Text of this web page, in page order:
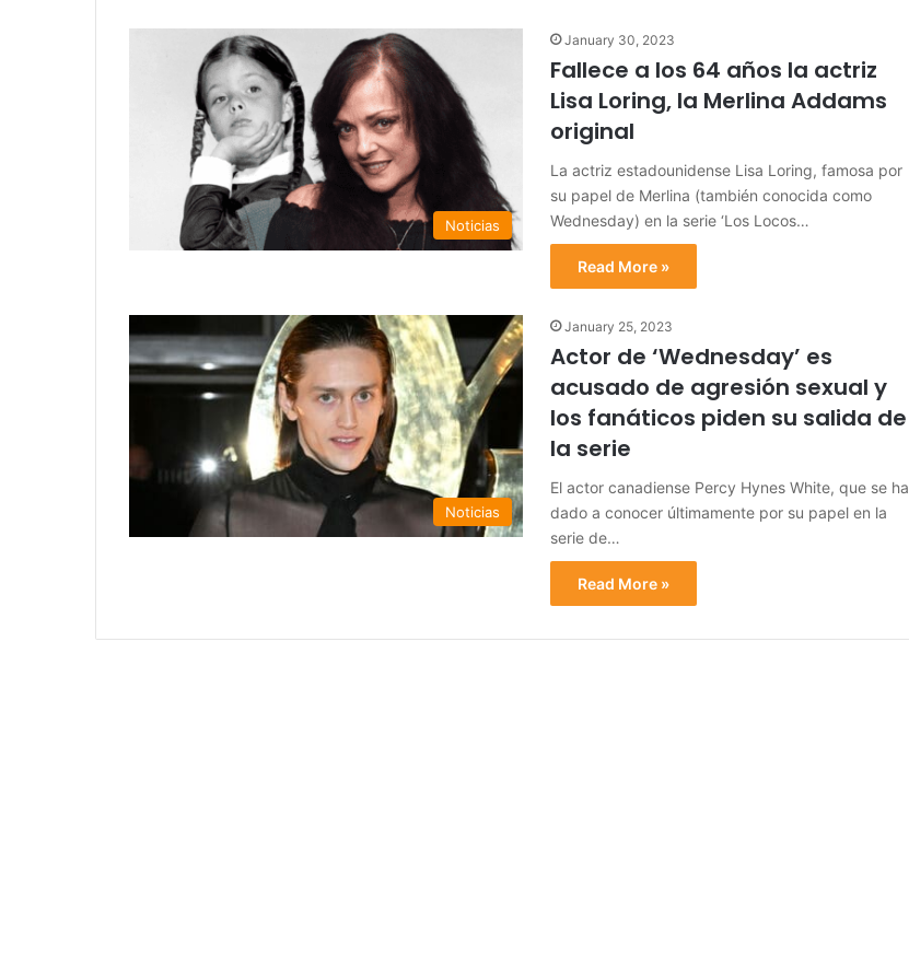
Noticias
January 30, 2023
Fallece a los 64 años la actriz
Lisa Loring, la Merlina Addams
original
La actriz estadounidense Lisa Loring, famosa por
su papel de Merlina (también conocida como
Wednesday) en la serie ‘Los Locos…
Read More »
Noticias
January 25, 2023
Actor de ‘Wednesday’ es
acusado de agresión sexual y
los fanáticos piden su salida de
la serie
El actor canadiense Percy Hynes White, que se ha
dado a conocer últimamente por su papel en la
serie de…
Read More »